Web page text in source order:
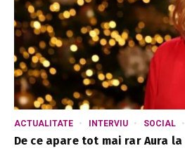
ACTUALITATE INTERVIU SOCIAL
De ce apare tot mai rar Aura